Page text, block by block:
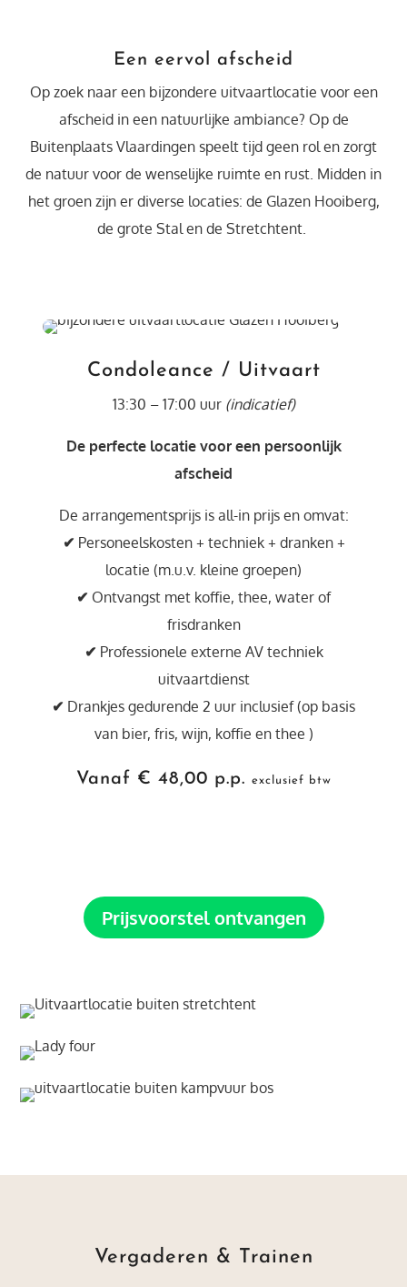
Een eervol afscheid
Op zoek naar een bijzondere uitvaartlocatie voor een
afscheid in een natuurlijke ambiance? Op de
Buitenplaats Vlaardingen speelt tijd geen rol en zorgt
de natuur voor de wenselijke ruimte en rust. Midden in
het groen zijn er diverse locaties: de Glazen Hooiberg,
de grote Stal en de Stretchtent.
Condoleance / Uitvaart
13:30 – 17:00 uur (indicatief)
De perfecte locatie voor een persoonlijk
afscheid
De arrangementsprijs is all-in prijs en omvat:
✔ Personeelskosten + techniek + dranken +
locatie (m.u.v. kleine groepen)
✔ Ontvangst met koffie, thee, water of
frisdranken
✔ Professionele externe AV techniek
uitvaartdienst
✔ Drankjes gedurende 2 uur inclusief (op basis
van bier, fris, wijn, koffie en thee )
Vanaf € 48,00 p.p. exclusief btw
Prijsvoorstel ontvangen
Vergaderen & Trainen